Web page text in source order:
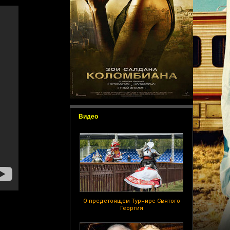
Видео
О предстоящем Турнире Святого
Георгия